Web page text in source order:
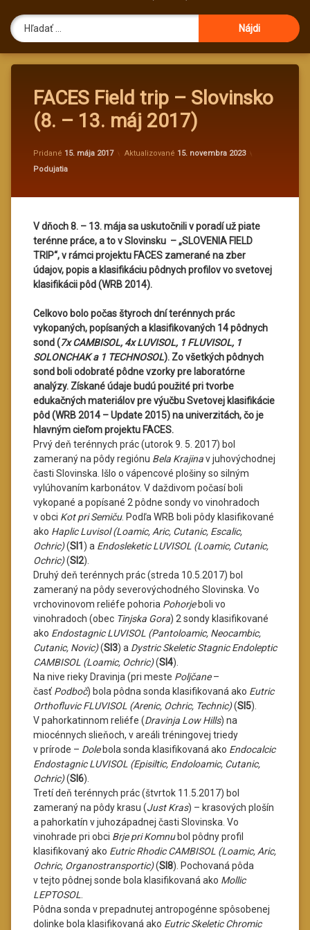
FACES Field trip – Slovinsko
(8. – 13. máj 2017)
Pridané 15. mája 2017 Aktualizované 15. novembra 2023
Kategórie:
Podujatia
V dňoch 8. – 13. mája sa uskutočnili v poradí už piate
terénne práce, a to v Slovinsku – „SLOVENIA FIELD
TRIP“, v rámci projektu FACES zamerané na zber
údajov, popis a klasifikáciu pôdnych profilov vo svetovej
klasifikácii pôd (WRB 2014).
Celkovo bolo počas štyroch dní terénnych prác
vykopaných, popísaných a klasifikovaných 14 pôdnych
sond (7x CAMBISOL, 4x LUVISOL, 1 FLUVISOL, 1
SOLONCHAK a 1 TECHNOSOL). Zo všetkých pôdnych
sond boli odobraté pôdne vzorky pre laboratórne
analýzy. Získané údaje budú použité pri tvorbe
edukačných materiálov pre výučbu Svetovej klasifikácie
pôd (WRB 2014 – Update 2015) na univerzitách, čo je
hlavným cieľom projektu FACES.
Prvý deň terénnych prác (utorok 9. 5. 2017) bol
zameraný na pôdy regiónu Bela Krajinav juhovýchodnej
časti Slovinska. Išlo o vápencové plošiny so silným
vylúhovaním karbonátov. V daždivom počasí boli
vykopané a popísané 2 pôdne sondy vo vinohradoch
v obci Kot pri Semiču. Podľa WRB boli pôdy klasifikované
ako Haplic Luvisol (Loamic, Aric, Cutanic, Escalic,
Ochric)(SI1 ) a Endosleketic LUVISOL (Loamic, Cutanic,
Ochric)(SI2).
Druhý deň terénnych prác (streda 10.5.2017) bol
zameraný na pôdy severovýchodného Slovinska. Vo
vrchovinovom reliéfe pohoria Pohorjeboli vo
vinohradoch (obec Tinjska Gora) 2 sondy klasifikované
ako Endostagnic LUVISOL (Pantoloamic, Neocambic,
Cutanic, Novic)(SI3) a Dystric Skeletic Stagnic Endoleptic
CAMBISOL (Loamic, Ochric)(SI4).
Na nive rieky Dravinja (pri meste Poljčane–
časť Podboč) bola pôdna sonda klasifikovaná ako Eutric
Orthofluvic FLUVISOL (Arenic, Ochric, Technic)(SI5).
V pahorkatinnom reliéfe (Dravinja Low Hills) na
miocénnych slieňoch, v areáli tréningovej triedy
v prírode – Dolebola sonda klasifikovaná ako Endocalcic
Endostagnic LUVISOL (Episiltic, Endoloamic, Cutanic,
Ochric)(SI6).
Tretí deň terénnych prác (štvrtok 11.5.2017) bol
zameraný na pôdy krasu (Just Kras) – krasových plošín
a pahorkatín v juhozápadnej časti Slovinska. Vo
vinohrade pri obci Brje pri Komnubol pôdny profil
klasifikovaný ako Eutric Rhodic CAMBISOL (Loamic, Aric,
Ochric, Organostransportic)(SI8). Pochovaná pôda
v tejto pôdnej sonde bola klasifikovaná ako Mollic
LEPTOSOL
Pôdna sonda v prepadnutej antropogénne spôsobenej
dolinke bola klasifikovaná ako Eutric Skeletic Chromic